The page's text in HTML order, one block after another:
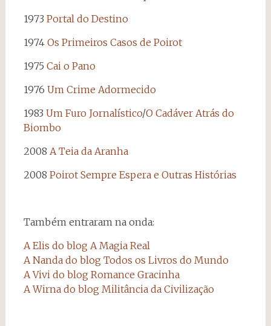
1973 Portal do Destino
1974 Os Primeiros Casos de Poirot
1975 Cai o Pano
1976 Um Crime Adormecido
1983 Um Furo Jornalístico/O Cadáver Atrás do
Biombo
2008 A Teia da Aranha
2008 Poirot Sempre Espera e Outras Histórias
Também entraram na onda:
A Elis do blog A Magia Real
A Nanda do blog Todos os Livros do Mundo
A Vivi do blog Romance Gracinha
A Wirna do blog Militância da Civilização